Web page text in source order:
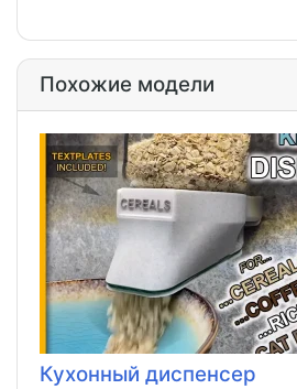
Похожие модели
Кухонный диспенсер